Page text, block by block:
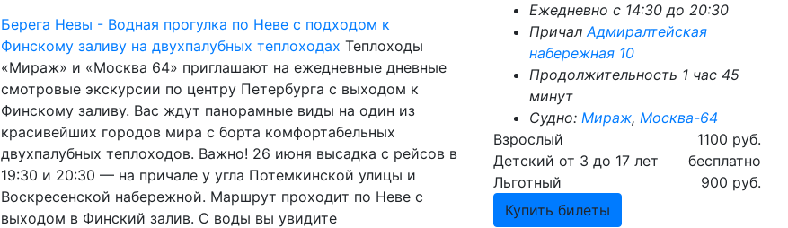
Берега Невы - Водная прогулка по Неве с подходом к
Финскому заливу на двухпалубных теплоходах Теплоходы
«Мираж» и «Москва 64» приглашают на ежедневные дневные
смотровые экскурсии по центру Петербурга с выходом к
Финскому заливу. Вас ждут панорамные виды на один из
красивейших городов мира с борта комфортабельных
двухпалубных теплоходов. Важно! 26 июня высадка с рейсов в
19:30 и 20:30 — на причале у угла Потемкинской улицы и
Воскресенской набережной. Маршрут проходит по Неве с
выходом в Финский залив. С воды вы увидите
Ежедневно с 14:30 до 20:30
ПричалАдмиралтейская
набережная 10
Продолжительность 1 час 45
минут
Судно: Мираж, Москва-64
Взрослый
1100 руб.
Детский от 3 до 17 лет
бесплатно
Льготный
900 руб.
Купить билеты